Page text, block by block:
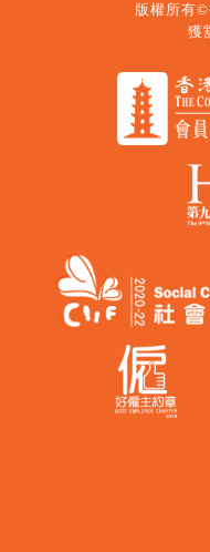
版權所有
獲